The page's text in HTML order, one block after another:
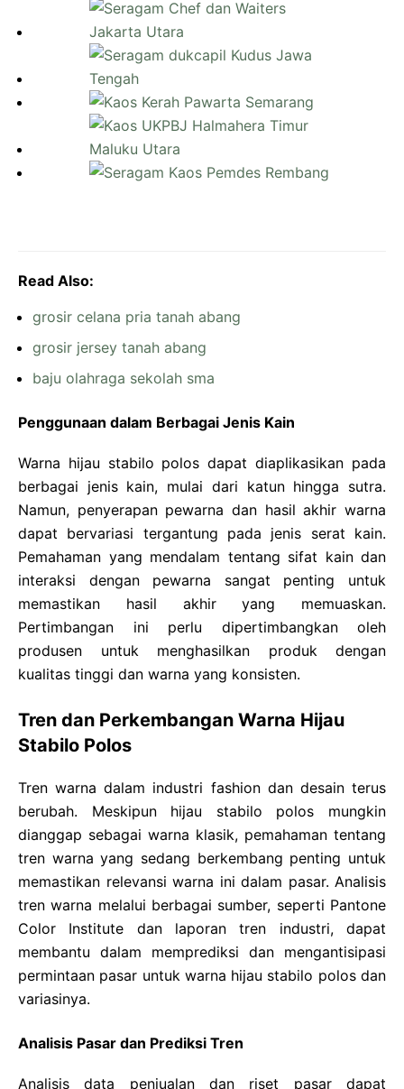
Read Also:
grosir celana pria tanah abang
grosir jersey tanah abang
baju olahraga sekolah sma
Penggunaan dalam Berbagai Jenis Kain
Warna hijau stabilo polos dapat diaplikasikan pada
berbagai jenis kain, mulai dari katun hingga sutra.
Namun, penyerapan pewarna dan hasil akhir warna
dapat bervariasi tergantung pada jenis serat kain.
Pemahaman yang mendalam tentang sifat kain dan
interaksi dengan pewarna sangat penting untuk
memastikan hasil akhir yang memuaskan.
Pertimbangan ini perlu dipertimbangkan oleh
produsen untuk menghasilkan produk dengan
kualitas tinggi dan warna yang konsisten.
Tren dan Perkembangan Warna Hijau
Stabilo Polos
Tren warna dalam industri fashion dan desain terus
berubah. Meskipun hijau stabilo polos mungkin
dianggap sebagai warna klasik, pemahaman tentang
tren warna yang sedang berkembang penting untuk
memastikan relevansi warna ini dalam pasar. Analisis
tren warna melalui berbagai sumber, seperti Pantone
Color Institute dan laporan tren industri, dapat
membantu dalam memprediksi dan mengantisipasi
permintaan pasar untuk warna hijau stabilo polos dan
variasinya.
Analisis Pasar dan Prediksi Tren
Analisis data penjualan dan riset pasar dapat